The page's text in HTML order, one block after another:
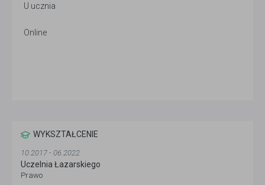
U ucznia
Online
WYKSZTAŁCENIE
10.2017 - 06.2022
Uczelnia Łazarskiego
Prawo